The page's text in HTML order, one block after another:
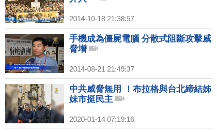
2014-10-18 21:38:57
手機成為僵屍電腦 分散式阻斷攻擊威
脅增
2014-08-21 21:49:37
中共威脅無用 ！布拉格與台北締結姊
妹市挺民主
2020-01-14 07:19:16